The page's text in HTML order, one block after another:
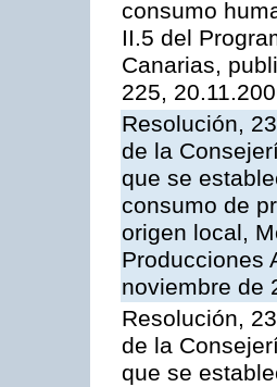
consumo
II.5 del
Canarias,
225,
Resolución,
de la
que se
consumo de
origen local,
Producciones
noviembre de
Resolución,
de la
que se